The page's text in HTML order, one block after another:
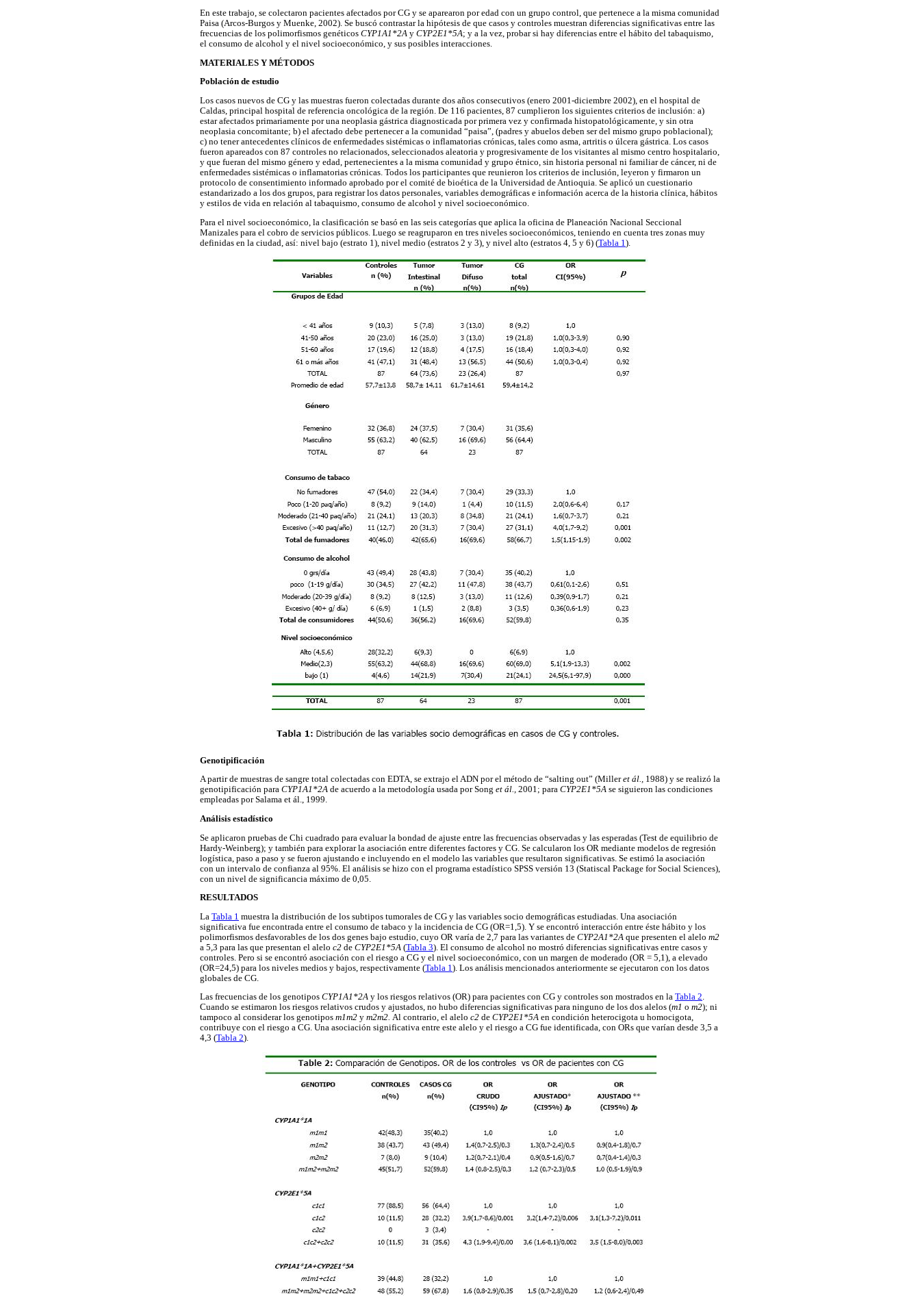
En este trabajo, se colectaron pacientes afectados por CG y se aparearon por edad con un grupo control, que pertenece a la misma comunidad
Paisa (Arcos-Burgos y Muenke, 2002). Se buscó contrastar la hipótesis de que casos y controles muestran diferencias significativas entre las
frecuencias de los polimorfismos genéticos CYP1A1*2A y CYP2E1*5A; y a la vez, probar si hay diferencias entre el hábito del tabaquismo,
el consumo de alcohol y el nivel socioeconómico, y sus posibles interacciones.
MATERIALES Y MÉTODOS
Población de estudio
Los casos nuevos de CG y las muestras fueron colectadas durante dos años consecutivos (enero 2001-diciembre 2002), en el hospital de
Caldas, principal hospital de referencia oncológica de la región. De 116 pacientes, 87 cumplieron los siguientes criterios de inclusión: a)
estar afectados primariamente por una neoplasia gástrica diagnosticada por primera vez y confirmada histopatológicamente, y sin otra
neoplasia concomitante; b) el afectado debe pertenecer a la comunidad “paisa”, (padres y abuelos deben ser del mismo grupo poblacional);
c) no tener antecedentes clínicos de enfermedades sistémicas o inflamatorias crónicas, tales como asma, artritis o úlcera gástrica. Los casos
fueron apareados con 87 controles no relacionados, seleccionados aleatoria y progresivamente de los visitantes al mismo centro hospitalario,
y que fueran del mismo género y edad, pertenecientes a la misma comunidad y grupo étnico, sin historia personal ni familiar de cáncer, ni de
enfermedades sistémicas o inflamatorias crónicas. Todos los participantes que reunieron los criterios de inclusión, leyeron y firmaron un
protocolo de consentimiento informado aprobado por el comité de bioética de la Universidad de Antioquia. Se aplicó un cuestionario
estandarizado a los dos grupos, para registrar los datos personales, variables demográficas e información acerca de la historia clínica, hábitos
y estilos de vida en relación al tabaquismo, consumo de alcohol y nivel socioeconómico.
Para el nivel socioeconómico, la clasificación se basó en las seis categorías que aplica la oficina de Planeación Nacional Seccional
Manizales para el cobro de servicios públicos. Luego se reagruparon en tres niveles socioeconómicos, teniendo en cuenta tres zonas muy
definidas en la ciudad, así: nivel bajo (estrato 1), nivel medio (estratos 2 y 3), y nivel alto (estratos 4, 5 y 6) (Tabla 1 ).
Genotipificación
A partir de muestras de sangre total colectadas con EDTA, se extrajo el ADN por el método de “salting out” (Milleret ál., 1988) y se realizó la
genotipificación para CYP1A1*2A de acuerdo a la metodología usada por Song et ál., 2001; para CYP2E1*5A se siguieron las condiciones
empleadas por Salama et ál., 1999.
Análisis estadístico
Se aplicaron pruebas de Chi cuadrado para evaluar la bondad de ajuste entre las frecuencias observadas y las esperadas (Test de equilibrio de
Hardy-Weinberg); y también para explorar la asociación entre diferentes factores y CG. Se calcularon los OR mediante modelos de regresión
logística, paso a paso y se fueron ajustando e incluyendo en el modelo las variables que resultaron significativas. Se estimó la asociación
con un intervalo de confianza al 95%. El análisis se hizo con el programa estadístico SPSS versión 13 (Statiscal Package for Social Sciences),
con un nivel de significancia máximo de 0,05.
RESULTADOS
La Tabla 1 muestra la distribución de los subtipos tumorales de CG y las variables socio demográficas estudiadas. Una asociación
significativa fue encontrada entre el consumo de tabaco y la incidencia de CG (OR=1,5). Y se encontró interacción entre éste hábito y los
polimorfismos desfavorables de los dos genes bajo estudio, cuyo OR varía de 2,7 para las variantes de CYP2A1*2A que presenten el alelo m2
a 5,3 para las que presentan el alelo c2 de CYP2E1*5A (Tabla 3). El consumo de alcohol no mostró diferencias significativas entre casos y
controles. Pero si se encontró asociación con el riesgo a CG y el nivel socioeconómico, con un margen de moderado (OR = 5,1), a elevado
(OR=24,5) para los niveles medios y bajos, respectivamente (Tabla 1). Los análisis mencionados anteriormente se ejecutaron con los datos
globales de CG.
Las frecuencias de los genotipos CYP1A1*2A y los riesgos relativos (OR) para pacientes con CG y controles son mostrados en la Tabla 2.
Cuando se estimaron los riesgos relativos crudos y ajustados, no hubo diferencias significativas para ninguno de los dos alelos (m1 o m2); ni
tampoco al considerar los genotipos m1m2 y m2m2. Al contrario, el alelo c2 de CYP2E1*5A en condición heterocigota u homocigota,
contribuye con el riesgo a CG. Una asociación significativa entre este alelo y el riesgo a CG fue identificada, con ORs que varían desde 3,5 a
4,3 (Tabla 2).